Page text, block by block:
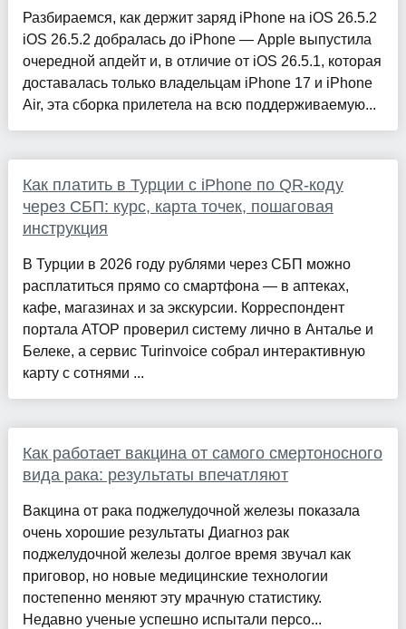
Разбираемся, как держит заряд iPhone на iOS 26.5.2
iOS 26.5.2 добралась до iPhone — Apple выпустила
очередной апдейт и, в отличие от iOS 26.5.1, которая
доставалась только владельцам iPhone 17 и iPhone
Air, эта сборка прилетела на всю поддерживаемую...
Как платить в Турции с iPhone по QR-коду
через СБП: курс, карта точек, пошаговая
инструкция
В Турции в 2026 году рублями через СБП можно
расплатиться прямо со смартфона — в аптеках,
кафе, магазинах и за экскурсии. Корреспондент
портала АТОР проверил систему лично в Анталье и
Белеке, а сервис Turinvoice собрал интерактивную
карту с сотнями ...
Как работает вакцина от самого смертоносного
вида рака: результаты впечатляют
Вакцина от рака поджелудочной железы показала
очень хорошие результаты Диагноз рак
поджелудочной железы долгое время звучал как
приговор, но новые медицинские технологии
постепенно меняют эту мрачную статистику.
Недавно ученые успешно испытали персо...